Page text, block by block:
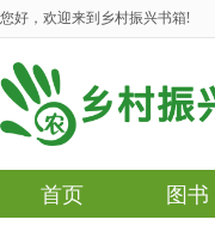
您好，欢迎来到乡村振兴书箱!
首页 图书